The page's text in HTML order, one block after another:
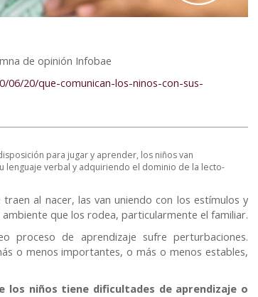
de opinión Infobae
06/20/que-comunican-los-ninos-con-sus-
para jugar y aprender, los niños van
lenguaje verbal y adquiriendo el dominio de la lecto-
traen al nacer, las van uniendo con los estímulos y
que los rodea, particularmente el familiar.
proceso de aprendizaje sufre perturbaciones.
o menos importantes, o más o menos estables,
los niños tiene dificultades de aprendizaje o